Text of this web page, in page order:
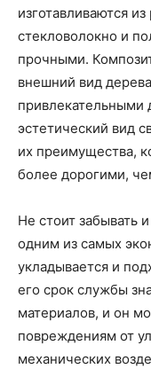
изготавливаются
стекловолокно и
прочными.
внешний вид
привлекательными
эстетический вид
их преимущества,
более дорогими,
Не стоит забывать
одним из самых
укладывается и
его срок службы
материалов, и он
повреждениям от
механических